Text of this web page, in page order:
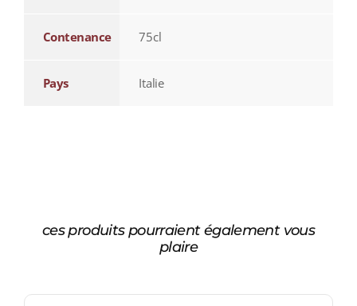
Contenance 75cl
Pays Italie
ces produits pourraient également vous
plaire